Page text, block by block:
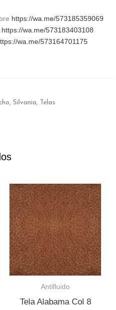
https://wa.me/573185359069
https://wa.me/573183403108
wa.me/573164701175
Silvania Telas
Antifluido
Tela Alabama Col 8